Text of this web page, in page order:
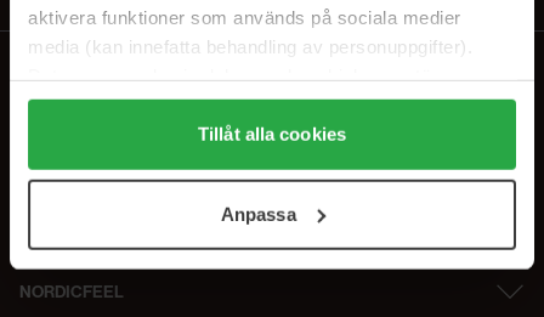
aktivera funktioner som används på sociala medier
media (kan innefatta behandling av personuppgifter).
Genom att trycka på "Tillåt alla cookies" accepterar du
alla cookies, medan du under "Detaljer" kan anpassa
användningen av cookies. Du kan när som helst återkalla
samt vår Integritetspolicy.
Tillåt alla cookies
Anpassa
NORDICFEEL